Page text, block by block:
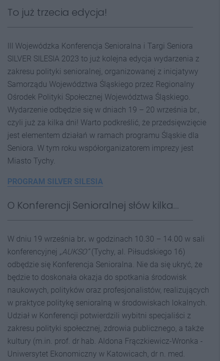
To już trzecia edycja!
III Wojewódzka Konferencja Senioralna i Targi Seniora
SILVER SILESIA 2023 to już kolejna edycja wydarzenia z
zakresu polityki senioralnej, organizowanej z inicjatywy
Samorządu Województwa Śląskiego przez Regionalny
Ośrodek Polityki Społecznej Województwa Śląskiego.
Wydarzenie odbędzie się w dniach 19 – 20 września br.,
czyli już za kilka dni! Warto podkreślić, że przedsięwzięcie
jest elementem działań w ramach programu Śląskie dla
Seniora. W tym roku współorganizatorem imprezy jest
Miasto Tychy.
PROGRAM SILVER SILESIA
O Konferencji Senioralnej słów kilka…
W dniu 19 września br. w godzinach 10.30 – 14.00 w sali
konferencyjnej „AUKSO”(Tychy, al. Piłsudskiego 16)
odbędzie się Konferencja Senioralna. Nie da się ukryć, że
będzie to doskonała okazja do spotkania środowisk
naukowych, polityków oraz profesjonalistów, realizujących
w praktyce politykę senioralną w środowiskach lokalnych.
Udział w Konferencji potwierdzili wybitni specjaliści z
zakresu polityki społecznej, zdrowia publicznego, a także
kultury (m.in. prof. dr hab. Aldona Frączkiewicz-Wronka -
Uniwersytet Ekonomiczny w Katowicach, dr n. med.